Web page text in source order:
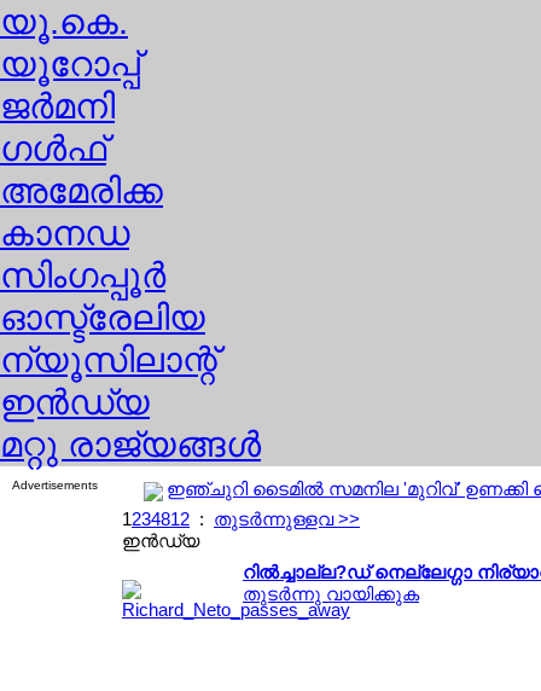
യൂ.കെ.
യൂറോപ്പ്
ജര്‍മനി
ഗള്‍ഫ്
അമേരിക്ക
കാനഡ
സിംഗപ്പൂര്‍
ഓസ്ട്രേലിയ
ന്യൂസിലാന്റ്
ഇന്‍ഡ്യ
മറ്റു രാജ്യങ്ങള്‍
Advertisements
ഇഞ്ചുറി ടൈമില്‍ സമനില 'മുറിവ്'
1234812 : തുടര്‍ന്നുള്ളവ >>
ഇന്‍ഡ്യ
റില്‍ച്ചാല്ല?ഡ് നെല്ലേഗ്ഗാ
തുടര്‍ന്നു വായിക്കുക